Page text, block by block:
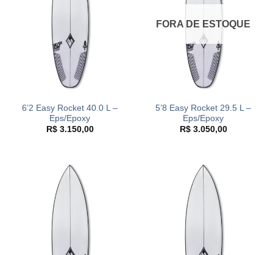
6’2 Easy Rocket 40.0 L –
Eps/Epoxy
R$3.150,00
FORA DE ESTOQUE
5’8 Easy Rocket 29.5 L –
Eps/Epoxy
R$3.050,00